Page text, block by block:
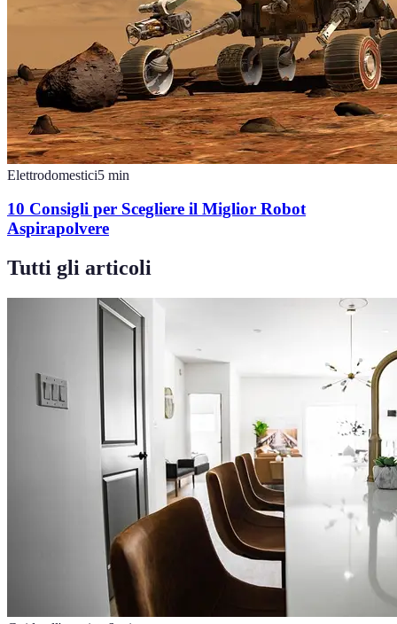
Elettrodomestici5 min
10 Consigli per Scegliere il Miglior Robot
Aspirapolvere
Tutti gli articoli